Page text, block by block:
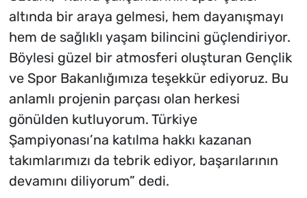
altında bir araya gelmesi, hem dayanışmayı
hem de sağlıklı yaşam bilincini güçlendiriyor.
Böylesi güzel bir atmosferi oluşturan Gençlik
ve Spor Bakanlığımıza teşekkür ediyoruz. Bu
anlamlı projenin parçası olan herkesi
gönülden kutluyorum. Türkiye
Şampiyonası’na katılma hakkı kazanan
takımlarımızı da tebrik ediyor, başarılarının
devamını diliyorum” dedi.